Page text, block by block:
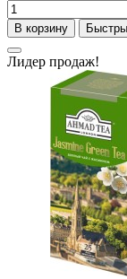
В корзину
Лидер продаж!